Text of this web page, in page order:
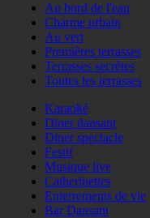
Au bord de l'eau
Charme urbain
Au vert
Premières terrasses
Terrasses secrètes
Toutes les terrasses
Karaoké
Diner dansant
Diner spectacle
Festif
Musique live
Catherinettes
Enterrements de vie
Bar Dansant